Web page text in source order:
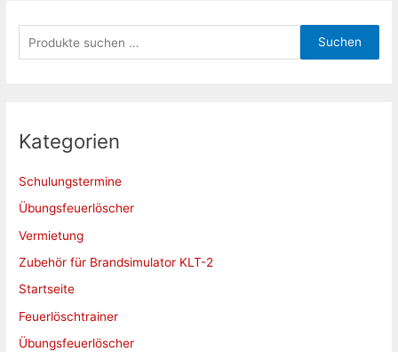
u
e
n
a
c
Suchen
Kategorien
Schulungstermine
Übungsfeuerlöscher
Vermietung
Zubehör für Brandsimulator KLT-2
Startseite
Feuerlöschtrainer
Übungsfeuerlöscher